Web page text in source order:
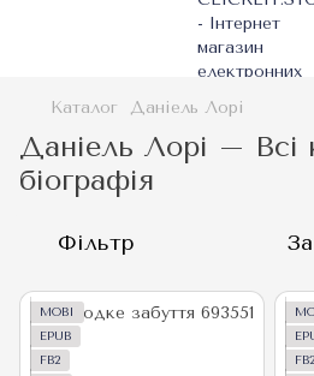
Каталог Даніель Лорі
Даніель Лорі – Всі
біографія
Фільтр
MOBI
EPUB
FB2
FB2